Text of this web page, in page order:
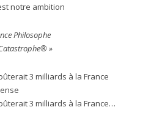
notre ambition
Philosophe
»
3 milliards à la France
3 milliards à la France…